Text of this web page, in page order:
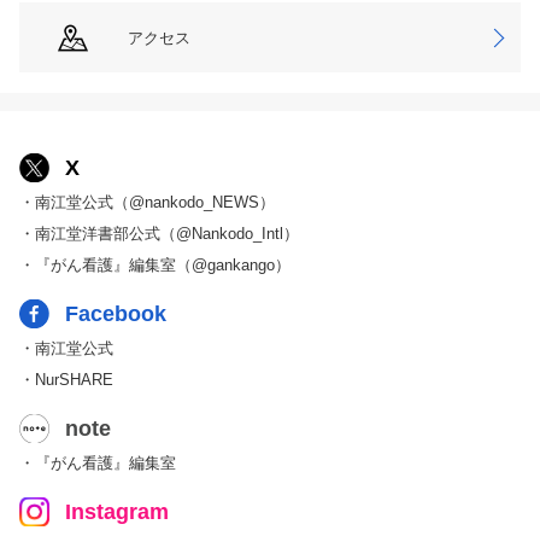
アクセス
X
・南江堂公式（@nankodo_NEWS）
・南江堂洋書部公式（@Nankodo_Intl）
・『がん看護』編集室（@gankango）
Facebook
・南江堂公式
・NurSHARE
note
・『がん看護』編集室
Instagram